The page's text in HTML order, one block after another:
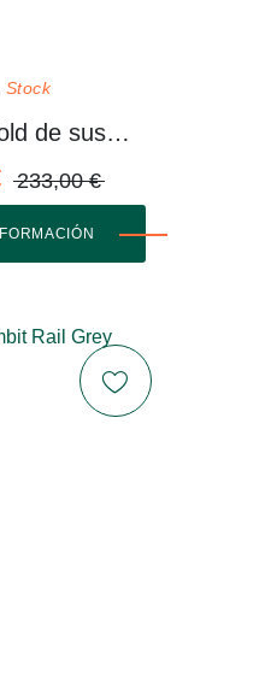
Stock
Lámpara Unfold de suspensión
233,00 €